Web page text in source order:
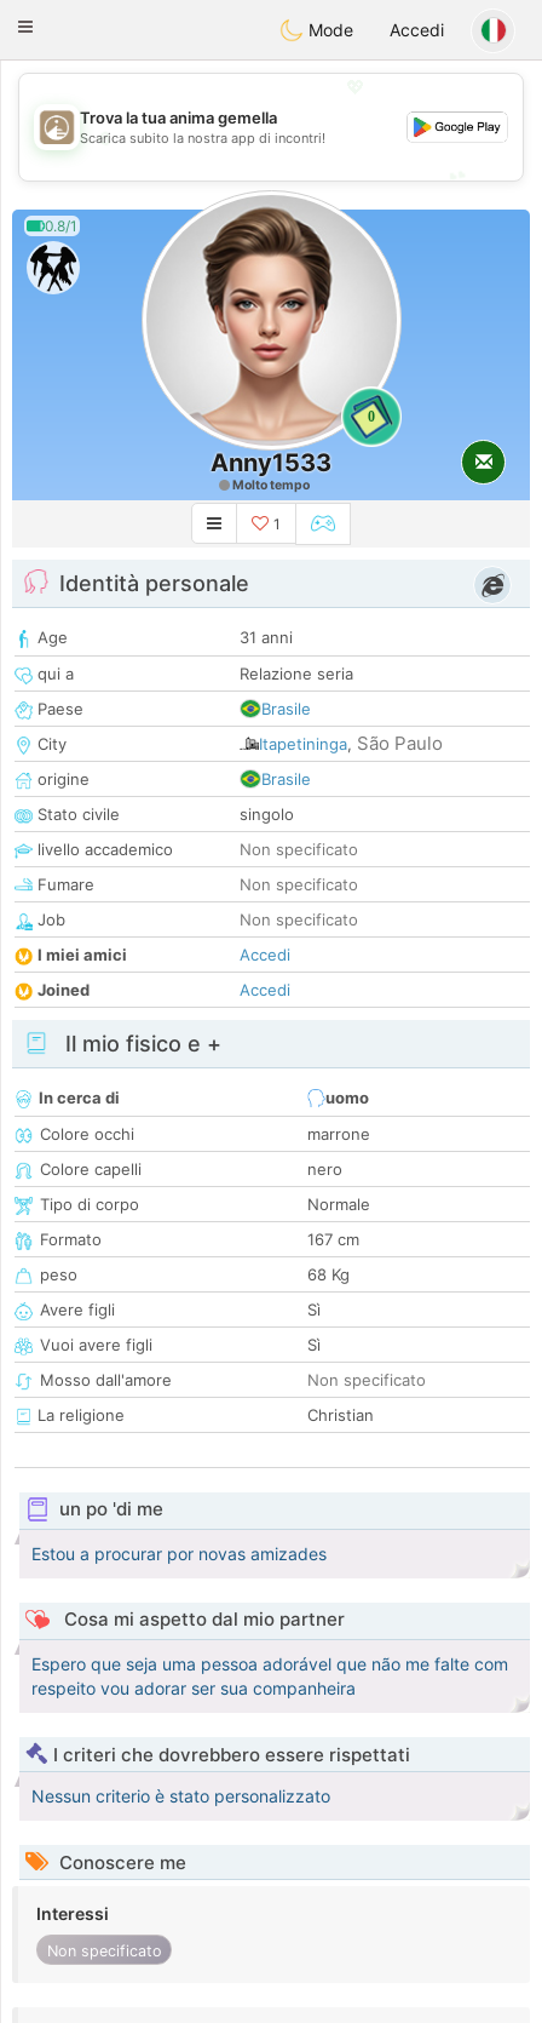
ahebik
Toggle
Mode Accedi
💖
💕
Trova la tua anima gemella
Scarica subito la nostra app di incontri!
0.8/1
0
Anny1533
Molto tempo
1
Identità personale
Age
31 anni
qui a
Relazione seria
Paese
Brasile
City
Itapetininga, São Paulo
origine
Brasile
Stato civile
singolo
livello accademico
Non specificato
Fumare
Non specificato
Job
Non specificato
I miei amici
Accedi
Joined
Accedi
Il mio fisico e +
In cerca di
uomo
Colore occhi
marrone
Colore capelli
nero
Tipo di corpo
Normale
Formato
167 cm
peso
68 Kg
Avere figli
Sì
Vuoi avere figli
Sì
Mosso dall'amore
Non specificato
La religione
Christian
un po 'di me
Estou a procurar por novas amizades
Cosa mi aspetto dal mio partner
Espero que seja uma pessoa adorável que não me falte com
respeito vou adorar ser sua companheira
I criteri che dovrebbero essere rispettati
Nessun criterio è stato personalizzato
Conoscere me
Interessi
Non specificato